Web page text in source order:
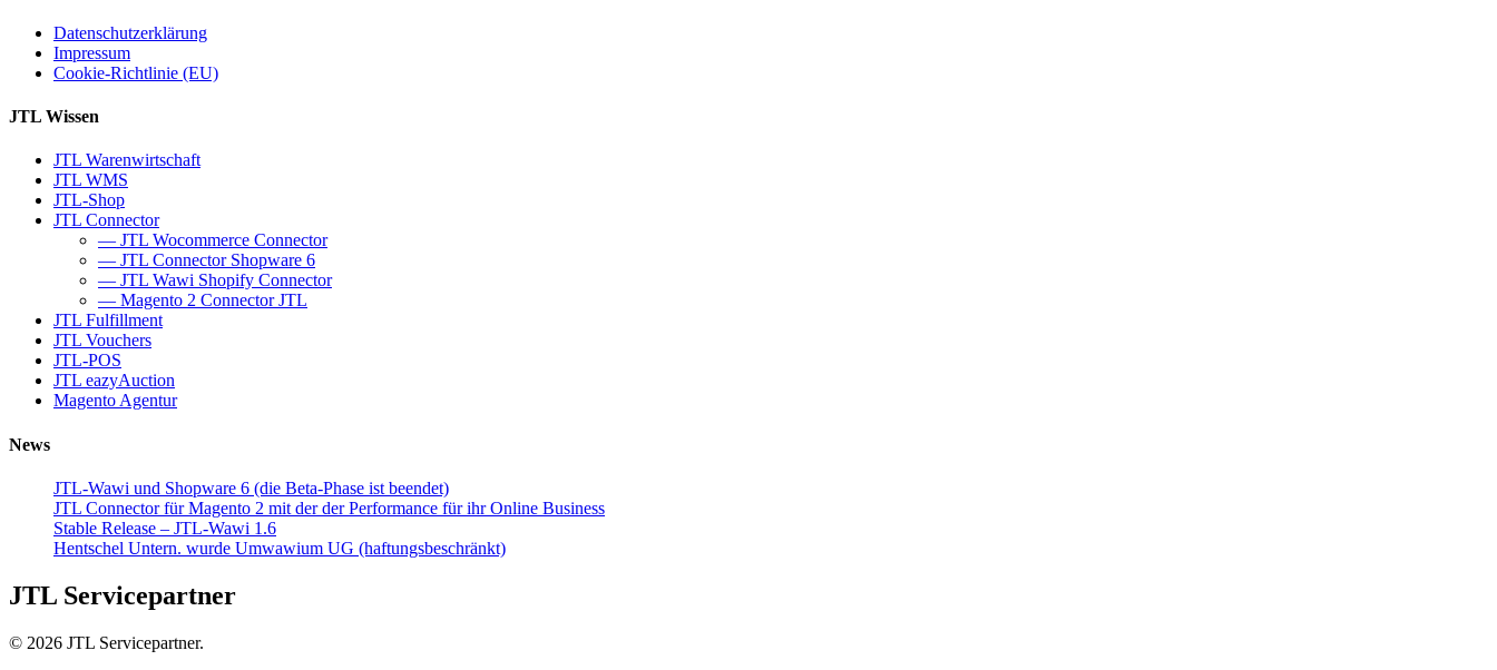
Datenschutzerklärung
Impressum
Cookie-Richtlinie (EU)
JTL Wissen
JTL Warenwirtschaft
JTL WMS
JTL-Shop
JTL Connector
— JTL Wocommerce Connector
— JTL Connector Shopware 6
— JTL Wawi Shopify Connector
— Magento 2 Connector JTL
JTL Fulfillment
JTL Vouchers
JTL-POS
JTL eazyAuction
Magento Agentur
News
JTL-Wawi und Shopware 6 (die Beta-Phase ist beendet)
JTL Connector für Magento 2 mit der der Performance für ihr Online Business
Stable Release – JTL-Wawi 1.6
Hentschel Untern. wurde Umwawium UG (haftungsbeschränkt)
JTL Servicepartner
© 2026 JTL Servicepartner.